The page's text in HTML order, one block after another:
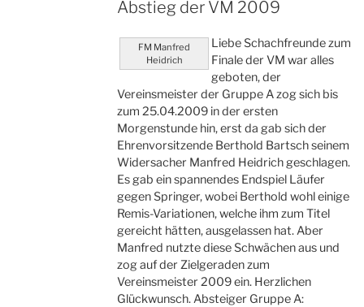
Abstieg der VM 2009
FM Manfred
Heidrich
Liebe Schachfreunde zum
Finale der VM war alles
geboten, der
Vereinsmeister der Gruppe A zog sich bis
zum 25.04.2009 in der ersten
Morgenstunde hin, erst da gab sich der
Ehrenvorsitzende Berthold Bartsch seinem
Widersacher Manfred Heidrich geschlagen.
Es gab ein spannendes Endspiel Läufer
gegen Springer, wobei Berthold wohl einige
Remis-Variationen, welche ihm zum Titel
gereicht hätten, ausgelassen hat. Aber
Manfred nutzte diese Schwächen aus und
zog auf der Zielgeraden zum
Vereinsmeister 2009 ein. Herzlichen
Glückwunsch. Absteiger Gruppe A: